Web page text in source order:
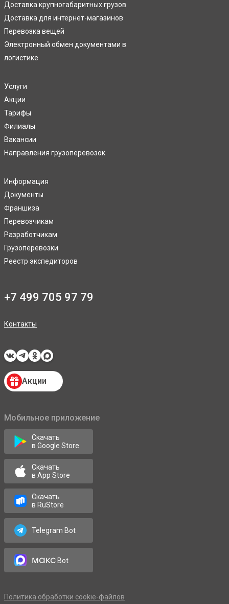
Доставка крупногабаритных грузов
Доставка для интернет-магазинов
Перевозка вещей
Электронный обмен документами в
логистике
Услуги
Акции
Тарифы
Филиалы
Вакансии
Направления грузоперевозок
Информация
Документы
Франшиза
Перевозчикам
Разработчикам
Грузоперевозки
Реестр экспедиторов
+7 499 705 97 79
Контакты
Акции
Мобильное приложение
Скачать
в Google Store
Скачать
в App Store
Скачать
в RuStore
Telegram Bot
макс Bot
Политика обработки cookie-файлов